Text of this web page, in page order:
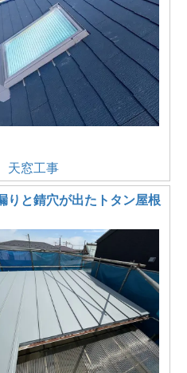
天窓工事
りと錆穴が出たトタン屋根